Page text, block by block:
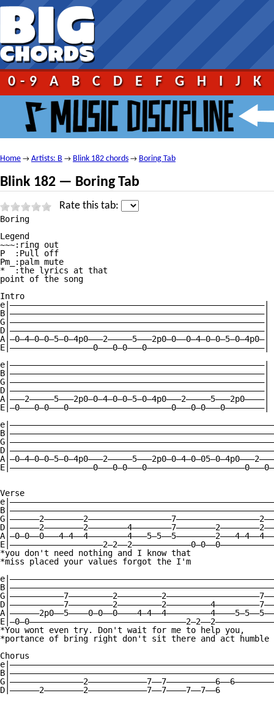
0-9 A B C D E F G H I J K
Home → Artists: B → Blink 182 chords → Boring Tab
Blink 182 — Boring Tab
Rate this tab:
Boring
Legend
~~~:ring out
P  :Pull off
Pm_:palm mute
*  :the lyrics at that
point of the song
Intro
e|————————————————————————————————————————————————————|
B|————————————————————————————————————————————————————|
G|————————————————————————————————————————————————————|
D|————————————————————————————————————————————————————|
A|—0—4—0—0—5—0—4p0———2—————5———2p0—0——0—4—0—0—5—0—4p0—|
E|—————————————————0———0—0———0————————————————————————|
e|————————————————————————————————————————————————————|
B|————————————————————————————————————————————————————|
G|————————————————————————————————————————————————————|
D|————————————————————————————————————————————————————|
A|———2—————5———2p0—0—4—0—0—5—0—4p0———2—————5———2p0————|
E|—0———0—0———0—————————————————————0———0—0———0————————|
Verse
*you don't need nothing and I know that
*miss placed your values forgot the I'm
*You wont even try. Don't wait for me to help you,
*portance of bring right don't sit there and act humble
Chorus
D|——————2————————2————————————7——7————7——7——6